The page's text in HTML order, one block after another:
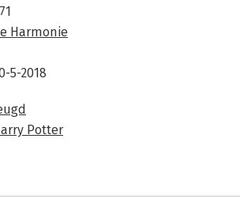
Harmonie
5-2018
Potter